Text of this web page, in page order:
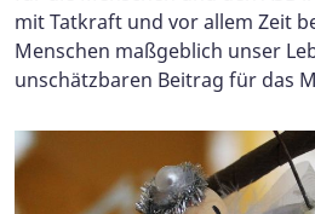
mit Tatkraft und vor allem Zeit
Menschen maßgeblich unser
unschätzbaren Beitrag für das